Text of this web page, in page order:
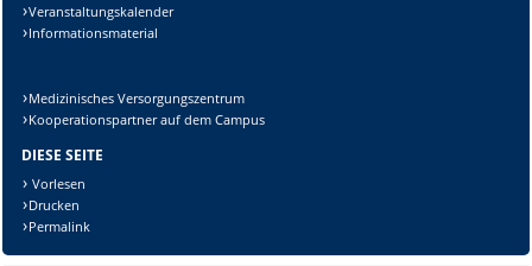
Veranstaltungskalender
Informationsmaterial
Medizinisches Versorgungszentrum
Kooperationspartner auf dem Campus
DIESE SEITE
Vorlesen
Drucken
Permalink